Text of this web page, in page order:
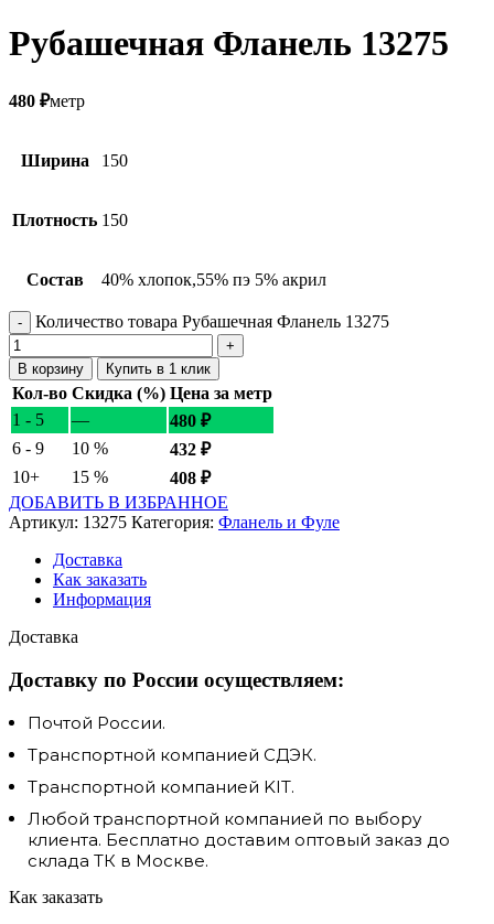
Рубашечная Фланель 13275
480 ₽метр
Ширина 150
Плотность 150
Состав 40% хлопок,55% пэ 5% акрил
Количество товара Рубашечная Фланель 13275
В корзину Купить в 1 клик
Кол-во Скидка (%) Цена за метр
1 - 5
— 480 ₽
6 - 9
10 % 432 ₽
10+
15 % 408 ₽
ДОБАВИТЬ В ИЗБРАННОЕ
Артикул: 13275 Категория: Фланель и Фуле
Доставка
Как заказать
Информация
Доставка
Доставку по России осуществляем:
Почтой России.
Транспортной компанией СДЭК.
Транспортной компанией KIT.
Любой транспортной компанией по выбору
клиента. Бесплатно доставим оптовый заказ до
склада ТК в Москве.
Как заказать